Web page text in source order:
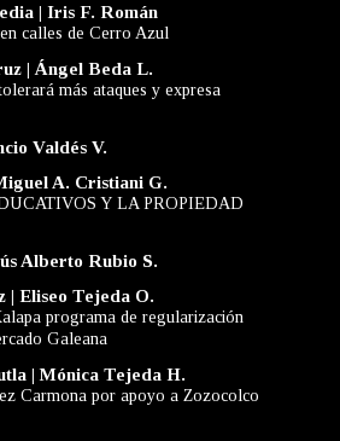
| Iris F. Román
calles de Cerro Azul
| Ángel Beda L.
más ataques y expresa
Valdés V.
A. Cristiani G.
Y LA PROPIEDAD
Alberto Rubio S.
| Eliseo Tejeda O.
programa de regularización
Galeana
| Mónica Tejeda H.
Carmona por apoyo a Zozocolco